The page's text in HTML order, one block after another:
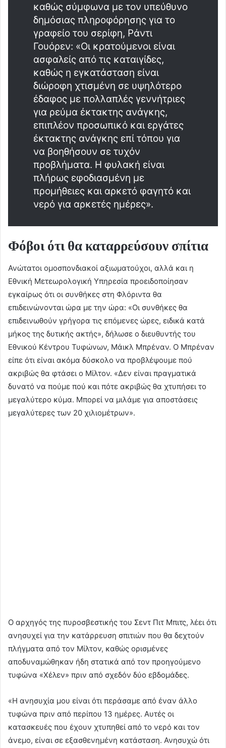
καθώς σύμφωνα με τον υπεύθυνο
δημόσιας πληροφόρησης για το
γραφείο του σερίφη, Ράντι
Γουόρεν: «Οι κρατούμενοι είναι
ασφαλείς από τις καταιγίδες,
καθώς η εγκατάσταση είναι
διώροφη χτισμένη σε υψηλότερο
έδαφος με πολλαπλές γεννήτριες
για ρεύμα έκτακτης ανάγκης,
επιπλέον προσωπικό και εργάτες
έκτακτης ανάγκης επί τόπου για
να βοηθήσουν σε τυχόν
προβλήματα. Η φυλακή είναι
πλήρως εφοδιασμένη με
προμήθειες και αρκετό φαγητό και
νερό για αρκετές ημέρες».
Φόβοι ότι θα καταρρεύσουν σπίτια
Ανώτατοι ομοσπονδιακοί αξιωματούχοι, αλλά και η
Εθνική Μετεωρολογική Υπηρεσία προειδοποίησαν
εγκαίρως ότι οι συνθήκες στη Φλόριντα θα
επιδεινώνονται ώρα με την ώρα: «Οι συνθήκες θα
επιδεινωθούν γρήγορα τις επόμενες ώρες, ειδικά κατά
μήκος της δυτικής ακτής», δήλωσε ο διευθυντής του
Εθνικού Κέντρου Τυφώνων, Μάικλ Μπρέναν. Ο Μπρέναν
είπε ότι είναι ακόμα δύσκολο να προβλέψουμε πού
ακριβώς θα φτάσει ο Μίλτον. «Δεν είναι πραγματικά
δυνατό να πούμε πού και πότε ακριβώς θα χτυπήσει το
μεγαλύτερο κύμα. Μπορεί να μιλάμε για αποστάσεις
μεγαλύτερες των 20 χιλιομέτρων».
Ο αρχηγός της πυροσβεστικής του Σεντ Πιτ Μπιτς, λέει ότι
ανησυχεί για την κατάρρευση σπιτιών που θα δεχτούν
πλήγματα από τον Μίλτον, καθώς ορισμένες
αποδυναμώθηκαν ήδη στατικά από τον προηγούμενο
τυφώνα «Χέλεν» πριν από σχεδόν δύο εβδομάδες.
«Η ανησυχία μου είναι ότι περάσαμε από έναν άλλο
τυφώνα πριν από περίπου 13 ημέρες. Αυτές οι
κατασκευές που έχουν χτυπηθεί από το νερό και τον
άνεμο, είναι σε εξασθενημένη κατάσταση. Ανησυχώ ότι